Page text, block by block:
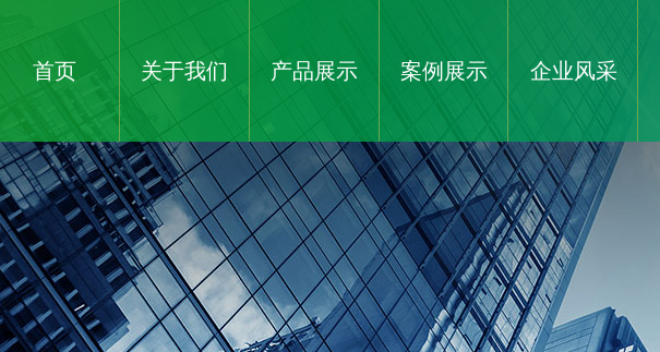
首页 关于我们 产品展示 案例展示 企业风采